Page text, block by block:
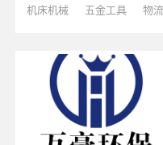
机床机械
五金工具 物